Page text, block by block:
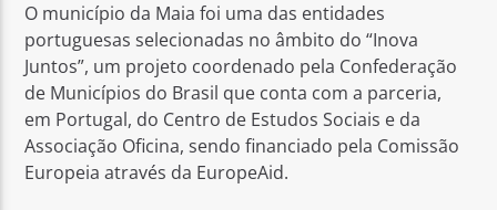
Rádio No ar
O município da Maia foi uma das entidades
portuguesas selecionadas no âmbito do “Inova
Juntos”, um projeto coordenado pela Confederação
de Municípios do Brasil que conta com a parceria,
em Portugal, do Centro de Estudos Sociais e da
Associação Oficina, sendo financiado pela Comissão
Europeia através da EuropeAid.